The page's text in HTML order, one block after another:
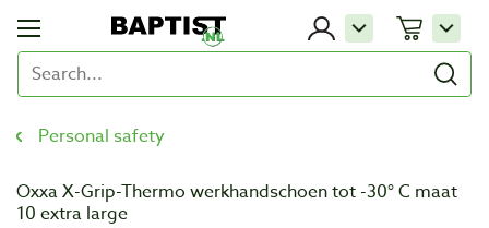
Personal safety
Oxxa X-Grip-Thermo werkhandschoen tot -30° C maat
10 extra large